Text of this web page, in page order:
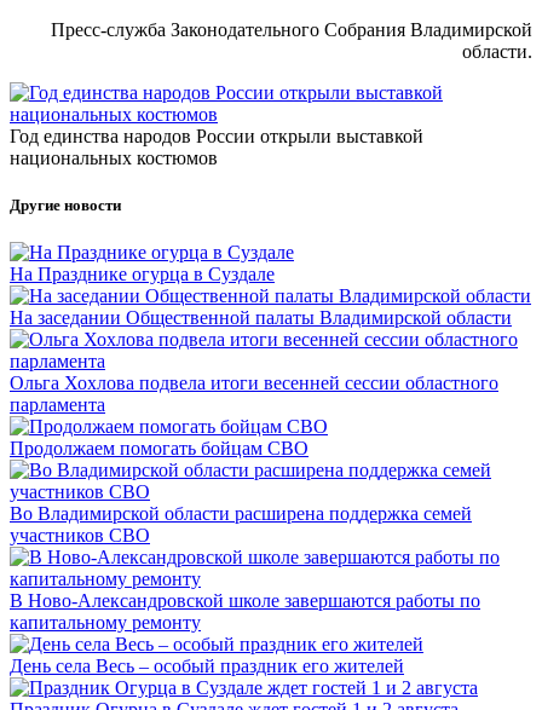
Пресс-служба Законодательного Собрания Владимирской
области.
Год единства народов России открыли выставкой
национальных костюмов
Другие новости
На Празднике огурца в Суздале
На заседании Общественной палаты Владимирской области
Ольга Хохлова подвела итоги весенней сессии областного
парламента
Продолжаем помогать бойцам СВО
Во Владимирской области расширена поддержка семей
участников СВО
В Ново-Александровской школе завершаются работы по
капитальному ремонту
День села Весь – особый праздник его жителей